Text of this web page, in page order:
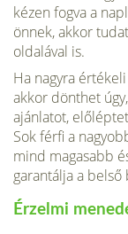
kézen fogva a
önnek, akkor
olda­lával is.
Ha nagyra
akkor dönthet
ajánlatot,
Sok férfi a
mind magasabb
garantálja a
Érzelmi